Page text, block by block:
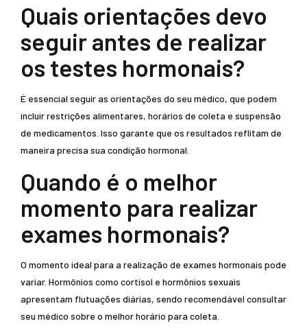
Quais orientações devo
seguir antes de realizar
os testes hormonais?
É essencial seguir as orientações do seu médico, que podem
incluir restrições alimentares, horários de coleta e suspensão
de medicamentos. Isso garante que os resultados reflitam de
maneira precisa sua condição hormonal.
Quando é o melhor
momento para realizar
exames hormonais?
O momento ideal para a realização de exames hormonais pode
variar. Hormônios como cortisol e hormônios sexuais
apresentam flutuações diárias, sendo recomendável consultar
seu médico sobre o melhor horário para coleta.